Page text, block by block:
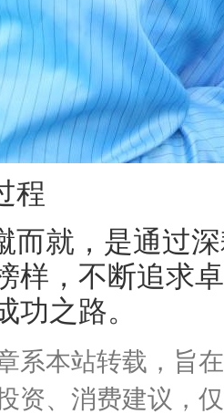
程
而就，是通过
样，不断追求
功之路。
系本站转载，旨
资、消费建议，